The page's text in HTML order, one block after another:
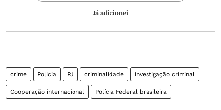
Já adicionei
crime Polícia PJ criminalidade investigação criminal
Cooperação internacional Polícia Federal brasileira